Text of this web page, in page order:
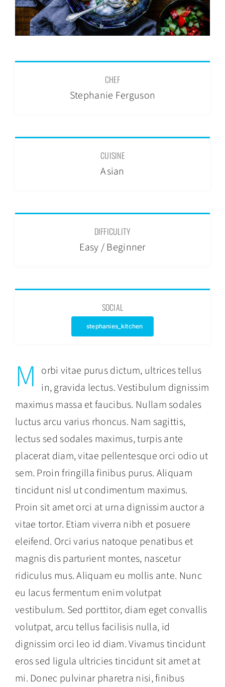
CHEF
Stephanie Ferguson
CUISINE
Asian
DIFFICULITY
Easy / Beginner
SOCIAL
stephanies_kitchen
M orbi vitae purus dictum, ultrices tellus
in, gravida lectus. Vestibulum dignissim
maximus massa et faucibus. Nullam sodales
luctus arcu varius rhoncus. Nam sagittis,
lectus sed sodales maximus, turpis ante
placerat diam, vitae pellentesque orci odio ut
sem. Proin fringilla finibus purus. Aliquam
tincidunt nisl ut condimentum maximus.
Proin sit amet orci at urna dignissim auctor a
vitae tortor. Etiam viverra nibh et posuere
eleifend. Orci varius natoque penatibus et
magnis dis parturient montes, nascetur
ridiculus mus. Aliquam eu mollis ante. Nunc
eu lacus fermentum enim volutpat
vestibulum. Sed porttitor, diam eget convallis
volutpat, arcu tellus facilisis nulla, id
dignissim orci leo id diam. Vivamus tincidunt
eros sed ligula ultricies tincidunt sit amet at
mi. Donec pulvinar pharetra nisi, finibus